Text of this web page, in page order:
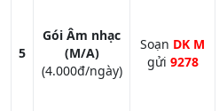
5
Gói Âm nhạc
(M/A)
(4.000đ/ngày)
Soạn DK M
gửi 9278